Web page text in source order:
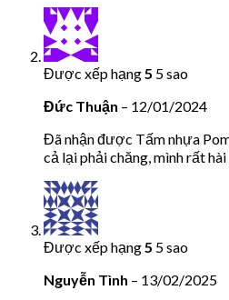
Được xếp hạng 5 5 sao
Đức Thuận – 12/01/2024
Đã nhận được Tấm nhựa
cả lại phải chăng, mình rất
Được xếp hạng 5 5 sao
Nguyễn Tình – 13/02/2025